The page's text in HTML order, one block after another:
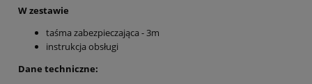
W zestawie
taśma zabezpieczająca - 3m
instrukcja obsługi
Dane techniczne: